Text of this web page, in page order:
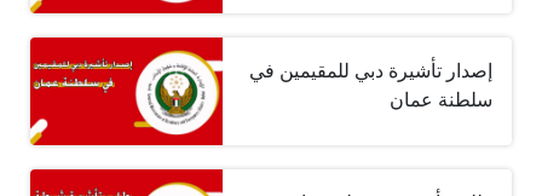
إصدار تأشيرة دبي للمقيمين في
سلطنة عمان